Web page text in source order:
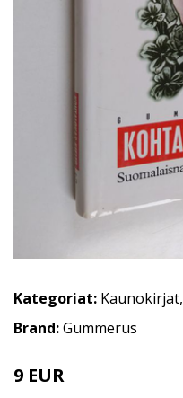
Kategoriat: Kaunokirjat,
Brand:Gummerus
9 EUR